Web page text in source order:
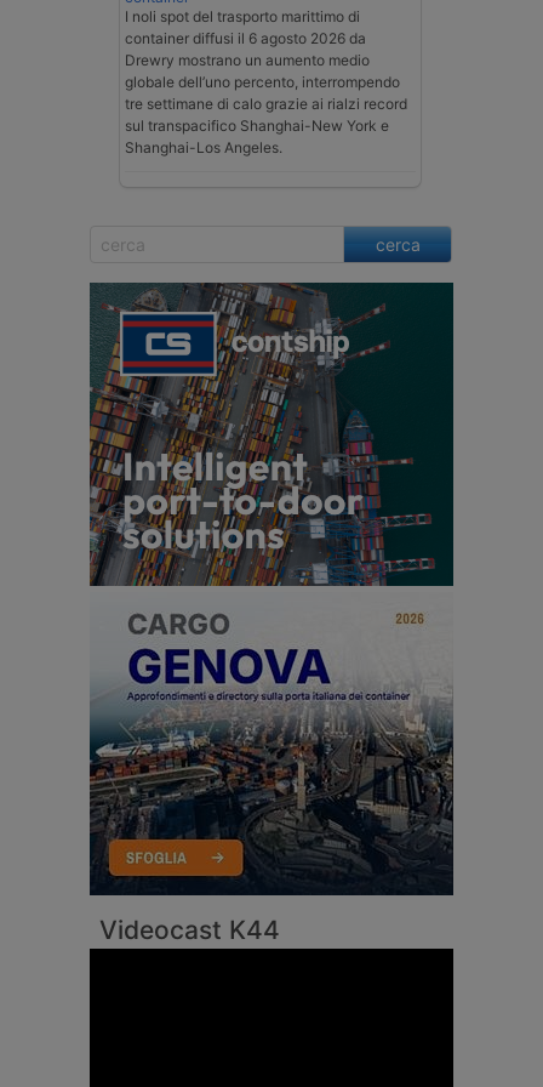
I noli spot del trasporto marittimo di
container diffusi il 6 agosto 2026 da
Drewry mostrano un aumento medio
globale dell’uno percento, interrompendo
tre settimane di calo grazie ai rialzi record
sul transpacifico Shanghai-New York e
Shanghai-Los Angeles.
cerca
Videocast K44